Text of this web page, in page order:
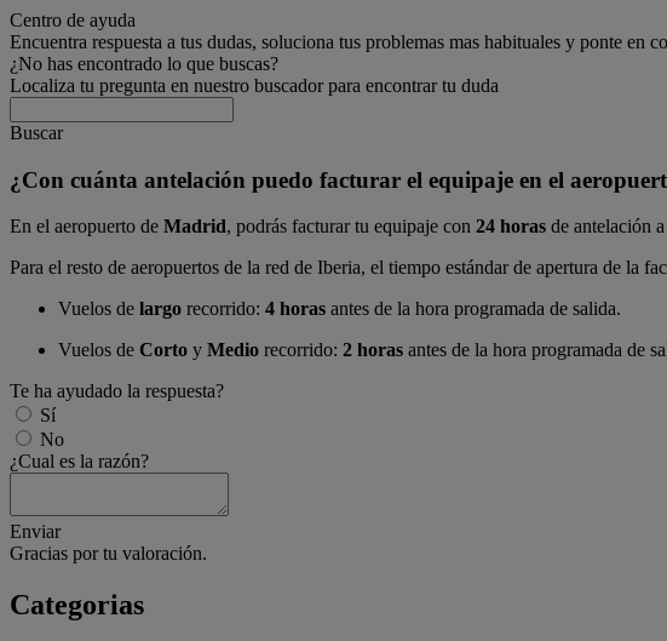
Centro de ayuda
Encuentra respuesta a tus dudas, soluciona tus problemas mas habituales y ponte en
¿No has encontrado lo que buscas?
Localiza tu pregunta en nuestro buscador para encontrar tu duda
Buscar
¿Con cuánta antelación puedo facturar el equipaje en el
En el aeropuerto de Madrid, podrás facturar tu equipaje con 24 horas de antelación
Para el resto de aeropuertos de la red de Iberia, el tiempo estándar de apertura de la
Vuelos de largo recorrido: 4 horas antes de la hora programada de salida.
Vuelos de Corto y Medio recorrido: 2 horas antes de la hora programada de
Te ha ayudado la respuesta?
Sí
No
¿Cual es la razón?
Enviar
Gracias por tu valoración.
Categorias